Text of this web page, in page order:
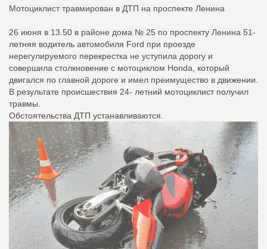
Мотоциклист травмирован в ДТП на проспекте Ленина
26 июня в 13.50 в районе дома № 25 по проспекту Ленина 51-
летняя водитель автомобиля Ford при проезде
нерегулируемого перекрестка не уступила дорогу и
совершила столкновение с мотоциклом Honda, который
двигался по главной дороге и имел преимущество в движении.
В результате происшествия 24- летний мотоциклист получил
травмы.
Обстоятельства ДТП устанавливаются.